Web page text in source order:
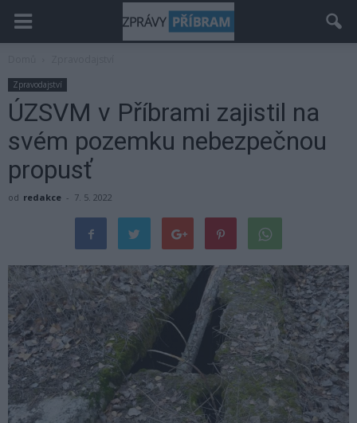
Zpravodajství
ÚZSVM v Příbrami zajistil na
svém pozemku nebezpečnou
propusť
od redakce - 7. 5. 2022